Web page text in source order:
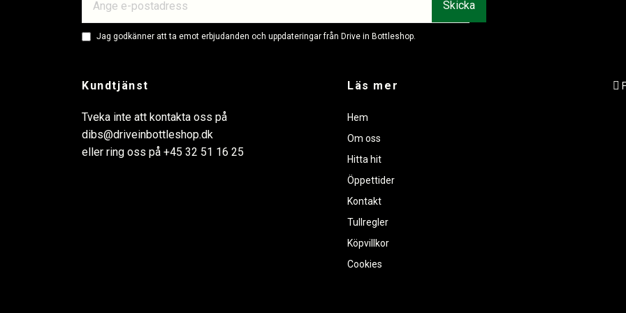
Jag godkänner att ta emot erbjudanden och uppdateringar från Drive in Bottleshop.
Kundtjänst
Tveka inte att kontakta oss på
dibs@driveinbottleshop.dk
eller ring oss på +45 32 51 16 25
Läs mer
Hem
Om oss
Hitta hit
Öppettider
Kontakt
Tullregler
Köpvillkor
Cookies